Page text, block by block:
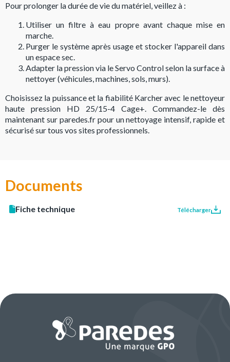
Pour prolonger la durée de vie du matériel, veillez à :
Utiliser un filtre à eau propre avant chaque mise en
marche.
Purger le système après usage et stocker l'appareil dans
un espace sec.
Adapter la pression via le Servo Control selon la surface à
nettoyer (véhicules, machines, sols, murs).
Choisissez la puissance et la fiabilité Karcher avec le nettoyeur
haute pression HD 25/15-4 Cage+. Commandez-le dès
maintenant sur paredes.fr pour un nettoyage intensif, rapide et
sécurisé sur tous vos sites professionnels.
Documents
Fiche technique Télécharger